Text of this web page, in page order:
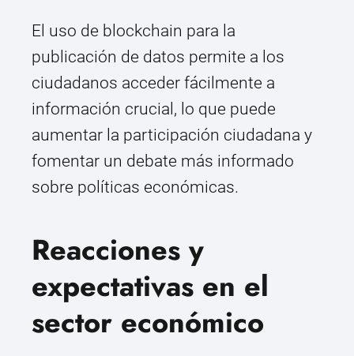
El uso de blockchain para la
publicación de datos permite a los
ciudadanos acceder fácilmente a
información crucial, lo que puede
aumentar la participación ciudadana y
fomentar un debate más informado
sobre políticas económicas.
Reacciones y
expectativas en el
sector económico